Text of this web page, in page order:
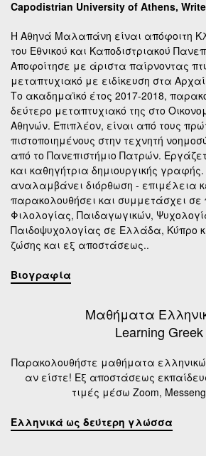
Capodistrian University of Athens,
Η Αθηνά Μαλαπάνη είναι απόφοιτη
του Εθνικού και Καποδιστριακού
Αποφοίτησε με άριστα παίρνοντας
μεταπτυχιακό με ειδίκευση στα
Το ακαδημαϊκό έτος 2017-2018,
δεύτερο μεταπτυχιακό της στο
Αθηνών. Επιπλέον, είναι από τους
πιστοποιημένους στην τεχνητή
από το Πανεπιστήμιο Πατρών.
και καθηγήτρια δημιουργικής
αναλαμβάνει διόρθωση - επιμέλεια
παρακολουθήσει και συμμετάσχει σε
Φιλολογίας, Παιδαγωγικών,
Παιδοψυχολογίας σε Ελλάδα, Κύπρο
ζώσης και εξ αποστάσεως..
Βιογραφία
Μαθήματα
Learning Greek
Παρακολουθήστε μαθήματα
αν είστε! Εξ αποστάσεως
τιμές μέσω Zoom,
Ελληνικά ως δεύτερη γλώσσα